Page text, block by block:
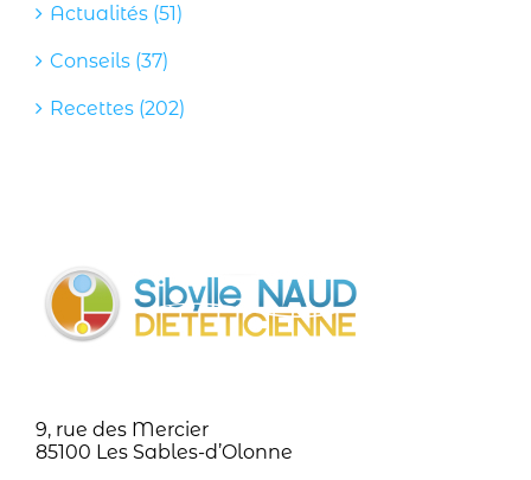
Actualités (51)
Conseils (37)
Recettes (202)
9, rue des Mercier
85100 Les Sables-d’Olonne